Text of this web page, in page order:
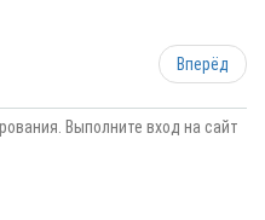
Вперёд
Выполните вход на сайт